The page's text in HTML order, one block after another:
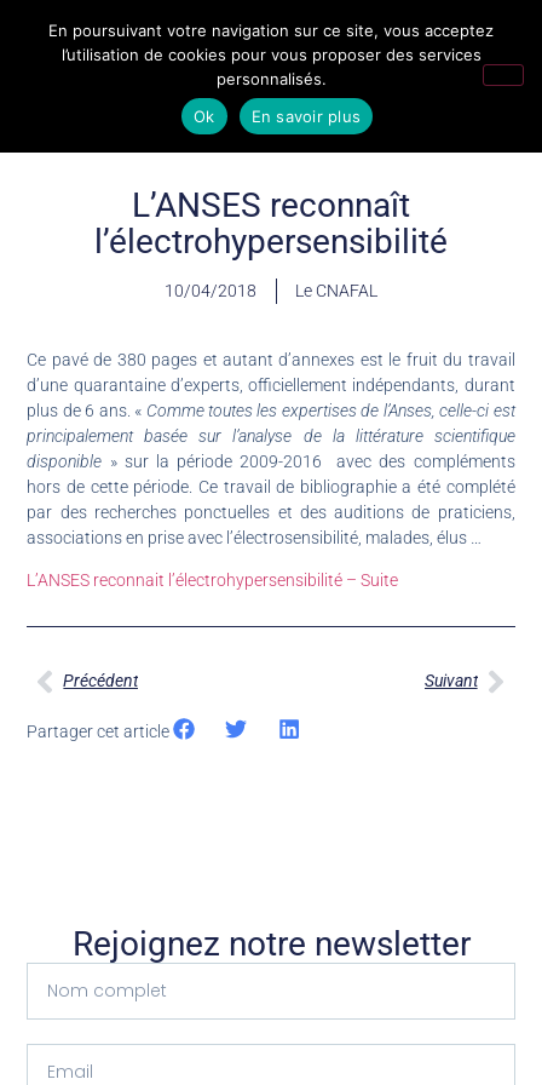
L’ANSES reconnaît
l’électrohypersensibilité
10/04/2018 Le CNAFAL
Ce pavé de 380 pages et autant d’annexes est le fruit du travail
d’une quarantaine d’experts, officiellement indépendants, durant
plus de 6 ans. « Comme toutes les expertises de l’Anses, celle-ci est
principalement basée sur l’analyse de la littérature scientifique
disponible » sur la période 2009-2016 avec des compléments
hors de cette période. Ce travail de bibliographie a été complété
par des recherches ponctuelles et des auditions de praticiens,
associations en prise avec l’électrosensibilité, malades, élus …
L’ANSES reconnait l’électrohypersensibilité – Suite
Précédent Suivant
Partager cet article
Rejoignez notre newsletter
En poursuivant votre navigation sur ce site, vous acceptez
l’utilisation de cookies pour vous proposer des services
personnalisés.
Ok
En savoir plus